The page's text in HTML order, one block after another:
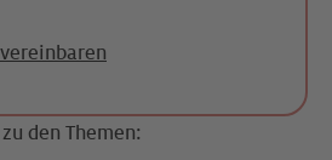
den Themen: